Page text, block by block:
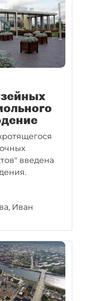
введена
Иван